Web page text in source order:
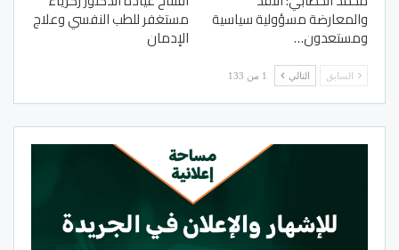
والمعارضة مسؤولية سياسية
ومستعدون…
مستغفر للطب النفسي وعلاج
الإدمان
السابق التالي 1 من 133